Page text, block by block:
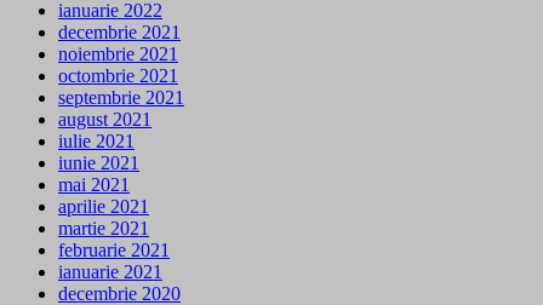
ianuarie 2022
decembrie 2021
noiembrie 2021
octombrie 2021
septembrie 2021
august 2021
iulie 2021
iunie 2021
mai 2021
aprilie 2021
martie 2021
februarie 2021
ianuarie 2021
decembrie 2020